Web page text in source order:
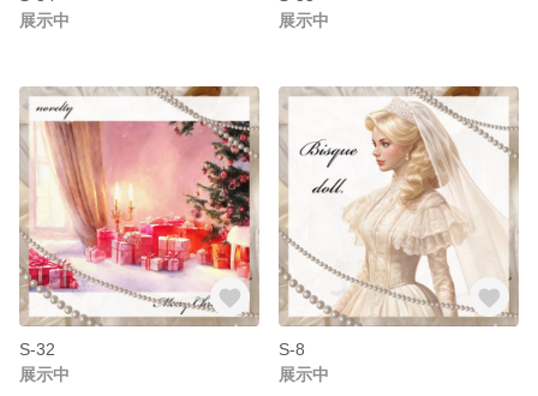
展示中
展示中
S-32
展示中
S-8
展示中